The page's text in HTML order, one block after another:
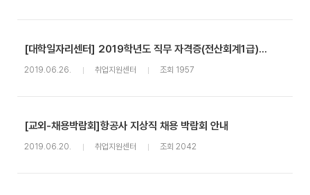
[대학일자리센터] 2019학년도 직무 자격증(전산회계1급) 취득강좌 수강생 선발 안내
2019.06.26. 취업지원센터 조회 1957
[교외-채용박람회]항공사 지상직 채용 박람회 안내
2019.06.20. 취업지원센터 조회 2042